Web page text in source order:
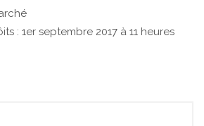
: 1er septembre 2017 à 11 heures